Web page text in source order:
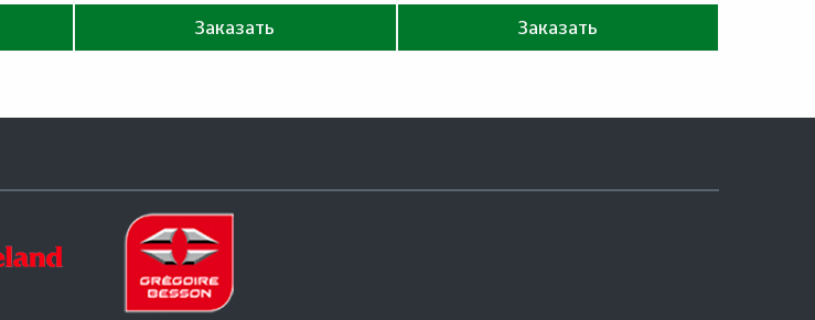
Заказать Заказать